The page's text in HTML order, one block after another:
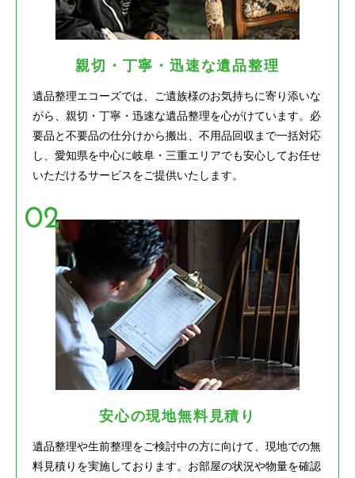
親切・丁寧・迅速な遺品整理
遺品整理エコーズでは、ご遺族様のお気持ちに寄り添いな
がら、親切・丁寧・迅速な遺品整理を心がけています。必
要品と不要品の仕分けから搬出、不用品回収まで一括対応
し、愛知県を中心に岐阜・三重エリアでも安心してお任せ
いただけるサービスをご提供いたします。
安心の現地無料見積り
遺品整理や生前整理をご検討中の方に向けて、現地での無
料見積りを実施しております。お部屋の状況や物量を確認